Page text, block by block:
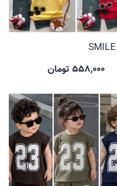
558,000 تومان